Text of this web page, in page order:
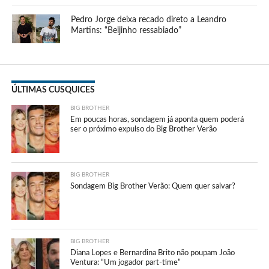
Pedro Jorge deixa recado direto a Leandro
Martins: “Beijinho ressabiado”
ÚLTIMAS CUSQUICES
BIG BROTHER
Em poucas horas, sondagem já aponta quem poderá
ser o próximo expulso do Big Brother Verão
BIG BROTHER
Sondagem Big Brother Verão: Quem quer salvar?
BIG BROTHER
Diana Lopes e Bernardina Brito não poupam João
Ventura: “Um jogador part-time”